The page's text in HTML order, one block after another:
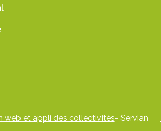
web et appli des collectivités- Servian